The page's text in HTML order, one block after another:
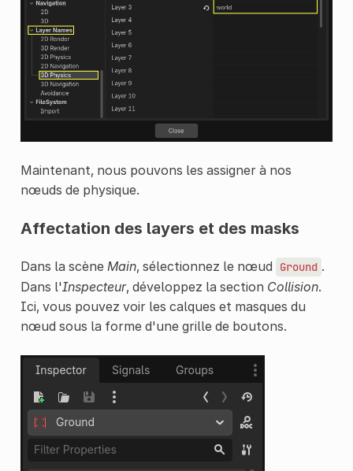
Maintenant, nous pouvons les assigner à nos
nœuds de physique.
Affectation des layers et des masks
Dans la scène Main, sélectionnez le nœud Ground .
Dans l'Inspecteur, développez la section Collision.
Ici, vous pouvez voir les calques et masques du
nœud sous la forme d'une grille de boutons.